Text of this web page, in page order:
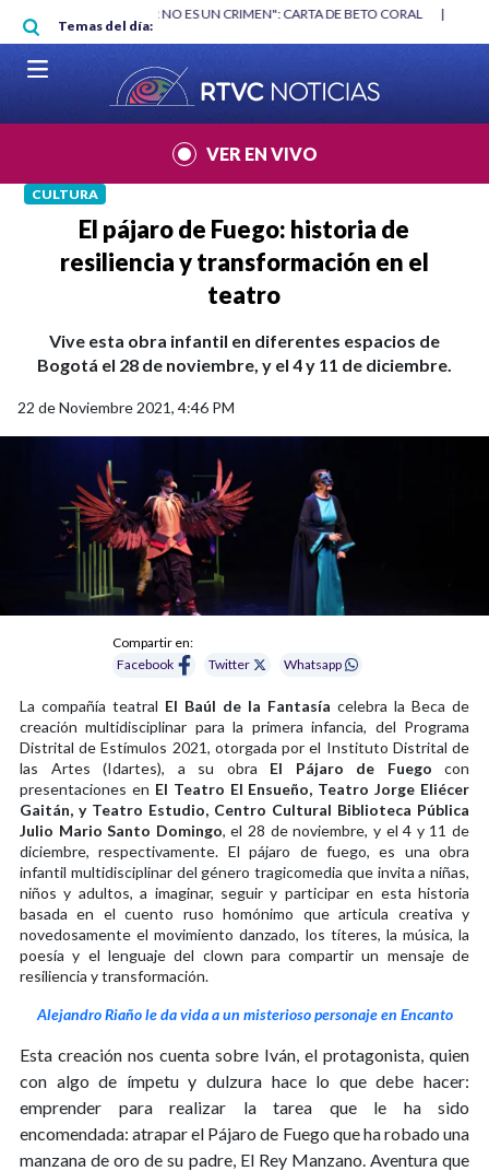
Pasar al contenido principal
Temas del día:
"HABLAR NO ES UN CRIMEN": CARTA DE BETO CORAL |
VER EN VIVO
CULTURA
El pájaro de Fuego: historia de
resiliencia y transformación en el
teatro
Vive esta obra infantil en diferentes espacios de
Bogotá el 28 de noviembre, y el 4 y 11 de diciembre.
22 de Noviembre 2021, 4:46 PM
Compartir en:
Facebook
Twitter Whatsapp
La compañía teatral El Baúl de la Fantasía celebra la Beca de
creación multidisciplinar para la primera infancia, del Programa
Distrital de Estímulos 2021, otorgada por el Instituto Distrital de
las Artes (Idartes), a su obra El Pájaro de Fuego con
presentaciones en El Teatro El Ensueño, Teatro Jorge Eliécer
Gaitán, y Teatro Estudio, Centro Cultural Biblioteca Pública
Julio Mario Santo Domingo, el 28 de noviembre, y el 4 y 11 de
diciembre, respectivamente. El pájaro de fuego, es una obra
infantil multidisciplinar del género tragicomedia que invita a niñas,
niños y adultos, a imaginar, seguir y participar en esta historia
basada en el cuento ruso homónimo que articula creativa y
novedosamente el movimiento danzado, los títeres, la música, la
poesía y el lenguaje del clown para compartir un mensaje de
resiliencia y transformación.
Alejandro Riaño le da vida a un misterioso personaje en Encanto
Esta creación nos cuenta sobre Iván, el protagonista, quien
con algo de ímpetu y dulzura hace lo que debe hacer:
emprender para realizar la tarea que le ha sido
encomendada: atrapar el Pájaro de Fuego que ha robado una
manzana de oro de su padre, El Rey Manzano. Aventura que